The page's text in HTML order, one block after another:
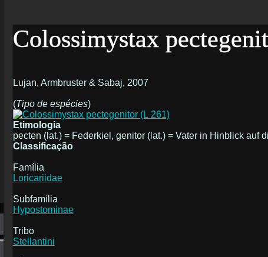
Colossimystax
Lujan, Armbruster & Sabaj, 2007
(Tipo de espécies)
Etimologia
pecten (lat.) = Federkiel, genitor (lat.) = Vater in Hinblick auf
Classificação
Família
Loricariidae
Subfamília
Hypostominae
Tribo
Stellantini